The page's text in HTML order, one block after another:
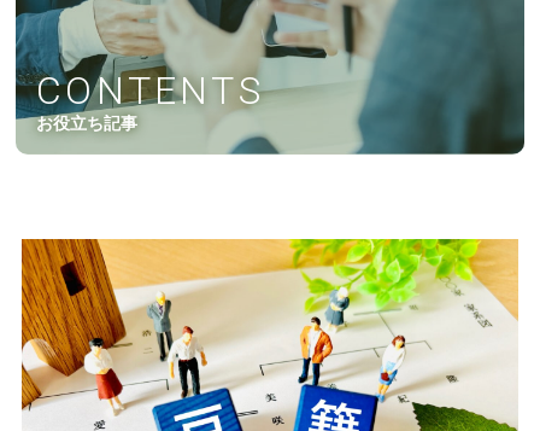
CONTENTS
お役立ち記事
お知らせ
お問合せ
サービスメニュー
補助金申請サポート
遺言書作成サポート
後見手続きサポート
プライバシーポリシー